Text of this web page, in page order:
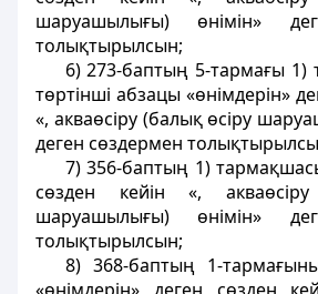
шаруашылығы) өнімін»
толықтырылсын;
6) 273-баптың 5-тармағы
төртінші абзацы «өнімдерін»
«, акваөсіру (балық өсіру
деген сөздермен
7) 356-баптың 1)
сөзден кейін «,
шаруашылығы) өнімін»
толықтырылсын;
8) 368-баптың 1-